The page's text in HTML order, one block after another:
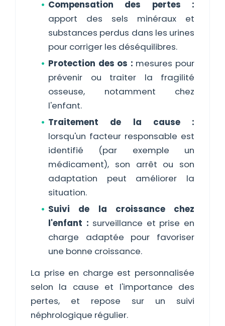
Compensation des pertes :
apport des sels minéraux et
substances perdus dans les urines
pour corriger les déséquilibres.
Protection des os : mesures pour
prévenir ou traiter la fragilité
osseuse, notamment chez
l'enfant.
Traitement de la cause :
lorsqu'un facteur responsable est
identifié (par exemple un
médicament), son arrêt ou son
adaptation peut améliorer la
situation.
Suivi de la croissance chez
l'enfant : surveillance et prise en
charge adaptée pour favoriser
une bonne croissance.
La prise en charge est personnalisée
selon la cause et l'importance des
pertes, et repose sur un suivi
néphrologique régulier.